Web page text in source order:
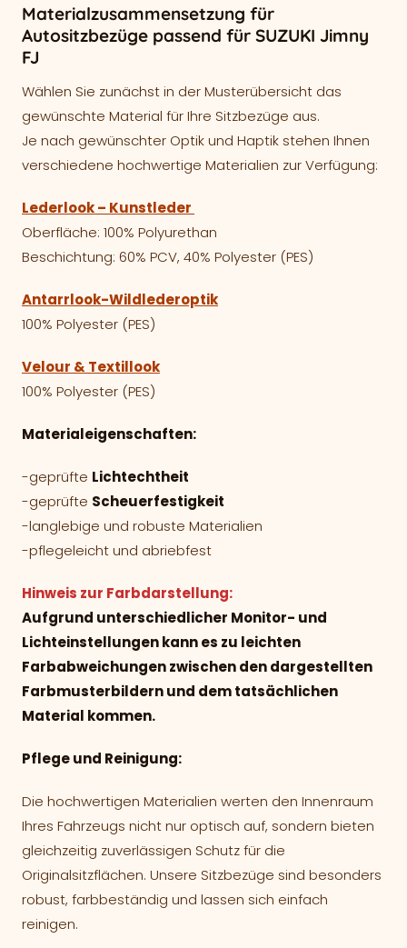
Materialzusammensetzung für
Autositzbezüge passend für SUZUKI Jimny
FJ
Wählen Sie zunächst in der Musterübersicht das
gewünschte Material für Ihre Sitzbezüge aus.
Je nach gewünschter Optik und Haptik stehen Ihnen
verschiedene hochwertige Materialien zur Verfügung:
Lederlook – Kunstleder
Oberfläche: 100% Polyurethan
Beschichtung: 60% PCV, 40% Polyester (PES)
Antarrlook-Wildlederoptik
100% Polyester (PES)
Velour & Textillook
100% Polyester (PES)
Materialeigenschaften:
-geprüfte Lichtechtheit
-geprüfte Scheuerfestigkeit
-langlebige und robuste Materialien
-pflegeleicht und abriebfest
Hinweis zur Farbdarstellung:
Aufgrund unterschiedlicher Monitor- und
Lichteinstellungen kann es zu leichten
Farbabweichungen zwischen den dargestellten
Farbmusterbildern und dem tatsächlichen
Material kommen.
Pflege und Reinigung:
Die hochwertigen Materialien werten den Innenraum
Ihres Fahrzeugs nicht nur optisch auf, sondern bieten
gleichzeitig zuverlässigen Schutz für die
Originalsitzflächen. Unsere Sitzbezüge sind besonders
robust, farbbeständig und lassen sich einfach
reinigen.